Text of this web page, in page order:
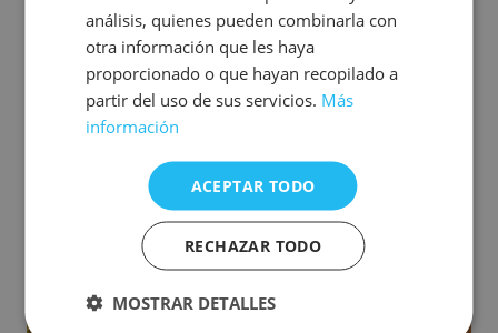
Un voyage gastronomique à
travers les saveurs de l'Espagne.
Voir restaurant
análisis, quienes pueden combinarla con
otra información que les haya
proporcionado o que hayan recopilado a
partir del uso de sus servicios. Más
información
ACEPTAR TODO
RECHAZAR TODO
MOSTRAR DETALLES